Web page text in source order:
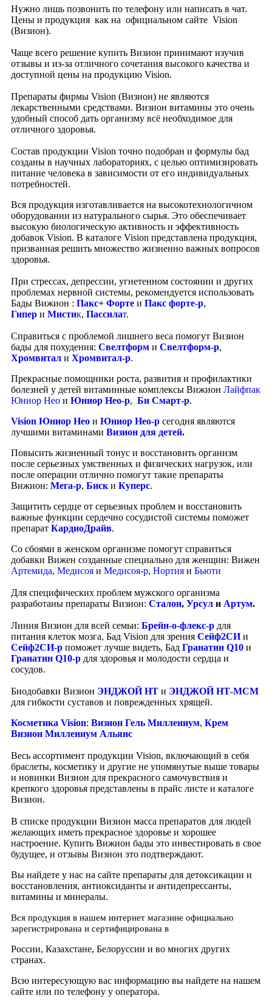
Нужно лишь позвонить по телефону или написать в чат.
Цены и продукция как на официальном сайте Vision
(Визион).
Чаще всего решение купить Визион принимают изучив
отзывы и из-за отличного сочетания высокого качества и
доступной цены на продукцию Vision.
Препараты фирмы Vision (Визион) не являются
лекарственными средствами. Визион витамины это очень
удобный способ дать организму всё необходимое для
отличного здоровья.
Состав продукции Vision точно подобран и формулы бад
созданы в научных лабораториях, с целью оптимизировать
питание человека в зависимости от его индивидуальных
потребностей.
Вся продукция изготавливается на высокотехнологичном
оборудовании из натурального сырья. Это обеспечивает
высокую биологическую активность и эффективность
добавок Vision. В каталоге Vision представлена продукция,
призванная решить множество жизненно важных вопросов
здоровья.
При стрессах, депрессии, угнетенном состоянии и других
проблемах нервной системы, рекомендуется использовать
Бады Вижион : Пакс+ Форте и Пакс форте-р,
Гипер и Мистик, Пассилат.
Справиться с проблемой лишнего веса помогут Визион
бады для похудения: Свелтформ и Свелтформ-р,
Хромвитал и Хромвитал-р.
Прекрасные помощники роста, развития и профилактики
болезней у детей витаминные комплексы Вижион Лайфпак
Юниор Нео и Юниор Нео-р, Би Смарт-р.
Vision Юниор Нео и Юниор Нео-р сегодня являются
лучшими витаминами Визион для детей.
Повысить жизненный тонус и восстановить организм
после серьезных умственных и физических нагрузок, или
после операции отлично помогут такие препараты
Вижион: Мега-р, Биск и Куперс.
Защитить сердце от серьезных проблем и восстановить
важные функции сердечно сосудистой системы поможет
препарат КардиоДрайв.
Со сбоями в женском организме помогут справиться
добавки Вижен созданные специально для женщин: Вижен
Артемида, Медисоя и Медисоя-р, Нортия и Бьюти
Для специфических проблем мужского организма
разработаны препараты Визион: Сталон, Урсул и Артум.
Линия Визион для всей семьи: Брейн-о-флекс-р для
питания клеток мозга, Бад Vision для зрения Сейф2СИ и
Сейф2СИ-р поможет лучше видеть, Бад Гранатин Q10 и
Гранатин Q10-р для здоровья и молодости сердца и
сосудов.
Биодобавки Визион ЭНДЖОЙ НТ и ЭНДЖОЙ НТ-МСМ
для гибкости суставов и поврежденных хрящей.
Косметика Vision: Визион Гель Миллениум, Крем
Визион Миллениум Альянс
Весь ассортимент продукции Vision, включающий в себя
браслеты, косметику и другие не упомянутые выше товары
и новинки Визион для прекрасного самочувствия и
крепкого здоровья представлены в прайс листе и каталоге
Визион.
В списке продукции Визион масса препаратов для людей
желающих иметь прекрасное здоровье и хорошее
настроение. Купить Вижион бады это инвестировать в свое
будущее, и отзывы Визион это подтверждают.
Вы найдете у нас на сайте препараты для детоксикации и
восстановления, антиоксиданты и антидепрессанты,
витамины и минералы.
Вся продукция в нашем интернет магазине официально
зарегистрирована и сертифицирована в
России, Казахстане, Белоруссии и во многих других
странах.
Всю интересующую вас информацию вы найдете на нашем
сайте или по телефону у оператора.